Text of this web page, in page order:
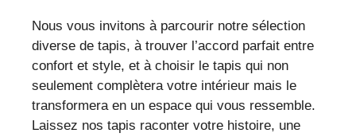
Nous vous invitons à parcourir notre sélection
diverse de tapis, à trouver l’accord parfait entre
confort et style, et à choisir le tapis qui non
seulement complètera votre intérieur mais le
transformera en un espace qui vous ressemble.
Laissez nos tapis raconter votre histoire, une